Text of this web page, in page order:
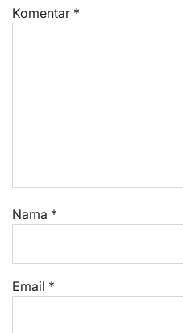
Komentar *
Nama *
Email *